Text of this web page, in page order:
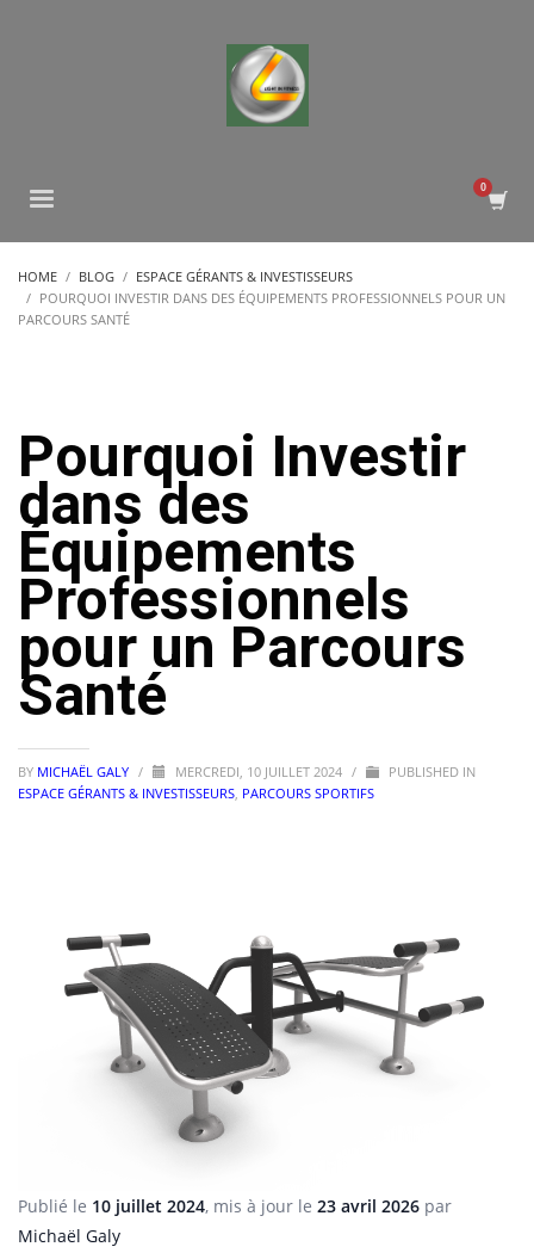
HOME BLOG
ESPACE GÉRANTS & INVESTISSEURS
POURQUOI INVESTIR DANS DES ÉQUIPEMENTS PROFESSIONNELS POUR UN
PARCOURS SANTÉ
Pourquoi Investir
dans des
Équipements
Professionnels
pour un Parcours
Santé
BY MICHAËL GALY / MERCREDI, 10 JUILLET 2024 /
PUBLISHED IN
ESPACE GÉRANTS & INVESTISSEURS, PARCOURS SPORTIFS
Publié le 10 juillet 2024, mis à jour le 23 avril 2026 par
Michaël Galy